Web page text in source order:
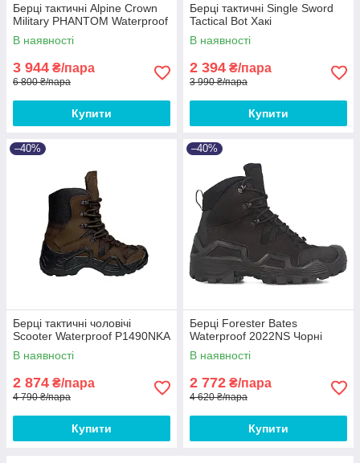
Берці тактичні Alpine Crown
Military PHANTOM Waterproof
В наявності
3 944 ₴/пара
6 800 ₴/пара
Купити
Берці тактичні Single Sword
Tactical Bot Хакі
В наявності
2 394 ₴/пара
3 990 ₴/пара
Купити
–40%
Берці тактичні чоловічі
Scooter Waterproof P1490NKA
В наявності
2 874 ₴/пара
4 790 ₴/пара
Купити
–40%
Берці Forester Bates
Waterproof 2022NS Чорні
В наявності
2 772 ₴/пара
4 620 ₴/пара
Купити